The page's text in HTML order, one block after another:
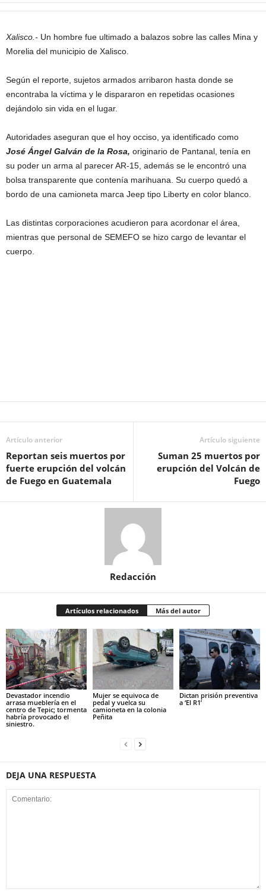
Xalisco.- Un hombre fue ultimado a balazos sobre las calles Mina y
Morelia del municipio de Xalisco.
Según el reporte, sujetos armados arribaron hasta donde se
encontraba la víctima y le dispararon en repetidas ocasiones
dejándolo sin vida en el lugar.
Autoridades aseguran que el hoy occiso, ya identificado como
José Ángel Galván de la Rosa, originario de Pantanal, tenía en
su poder un arma al parecer AR-15, además se le encontró una
bolsa transparente que contenía marihuana. Su cuerpo quedó a
bordo de una camioneta marca Jeep tipo Liberty en color blanco.
Las distintas corporaciones acudieron para acordonar el área,
mientras que personal de SEMEFO se hizo cargo de levantar el
cuerpo.
Artículo anterior
Reportan seis muertos por
fuerte erupción del volcán
de Fuego en Guatemala
Artículo siguiente
Suman 25 muertos por
erupción del Volcán de
Fuego
Redacción
Artículos relacionados Más del autor
Devastador incendio
arrasa mueblería en el
centro de Tepic; tormenta
habría provocado el
siniestro.
Mujer se equivoca de
pedal y vuelca su
camioneta en la colonia
Peñita
Dictan prisión preventiva
a ‘El R1’
DEJA UNA RESPUESTA